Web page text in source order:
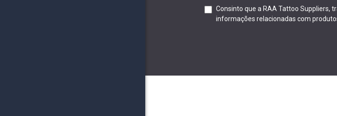
Consinto que a RAA Tattoo Suppliers,
informações relacionadas com